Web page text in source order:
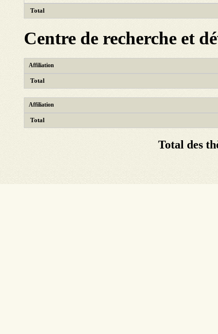
Total
Centre de recherche et
Affiliation
Total
Affiliation
Total
Total des